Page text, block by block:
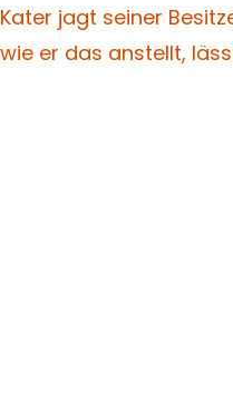
Kater jagt seiner
wie er das anstellt,